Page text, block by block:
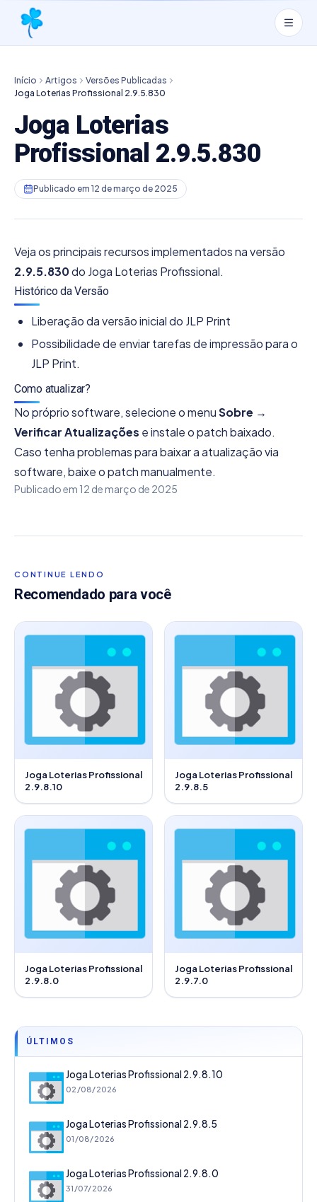
Início Artigos
Versões Publicadas
Joga Loterias Profissional 2.9.5.830
Joga Loterias
Profissional 2.9.5.830
Publicado em 12 de março de 2025
Veja os principais recursos implementados na versão
2.9.5.830do Joga Loterias Profissional.
Histórico da Versão
Liberação da versão inicial do JLP Print
Possibilidade de enviar tarefas de impressão para o
JLP Print.
Como atualizar?
No próprio software, selecione o menuSobre →
Verificar Atualizações e instale o patch baixado.
Caso tenha problemas para baixar a atualização via
software, baixe o patch manualmente.
Publicado em 12 de março de 2025
CONTINUE LENDO
Recomendado para você
Joga Loterias Profissional
2.9.8.10
Joga Loterias Profissional
2.9.8.5
Joga Loterias Profissional
2.9.8.0
Joga Loterias Profissional
2.9.7.0
ÚLTIMOS
Joga Loterias Profissional 2.9.8.10
02/08/2026
Joga Loterias Profissional 2.9.8.5
01/08/2026
Joga Loterias Profissional 2.9.8.0
31/07/2026